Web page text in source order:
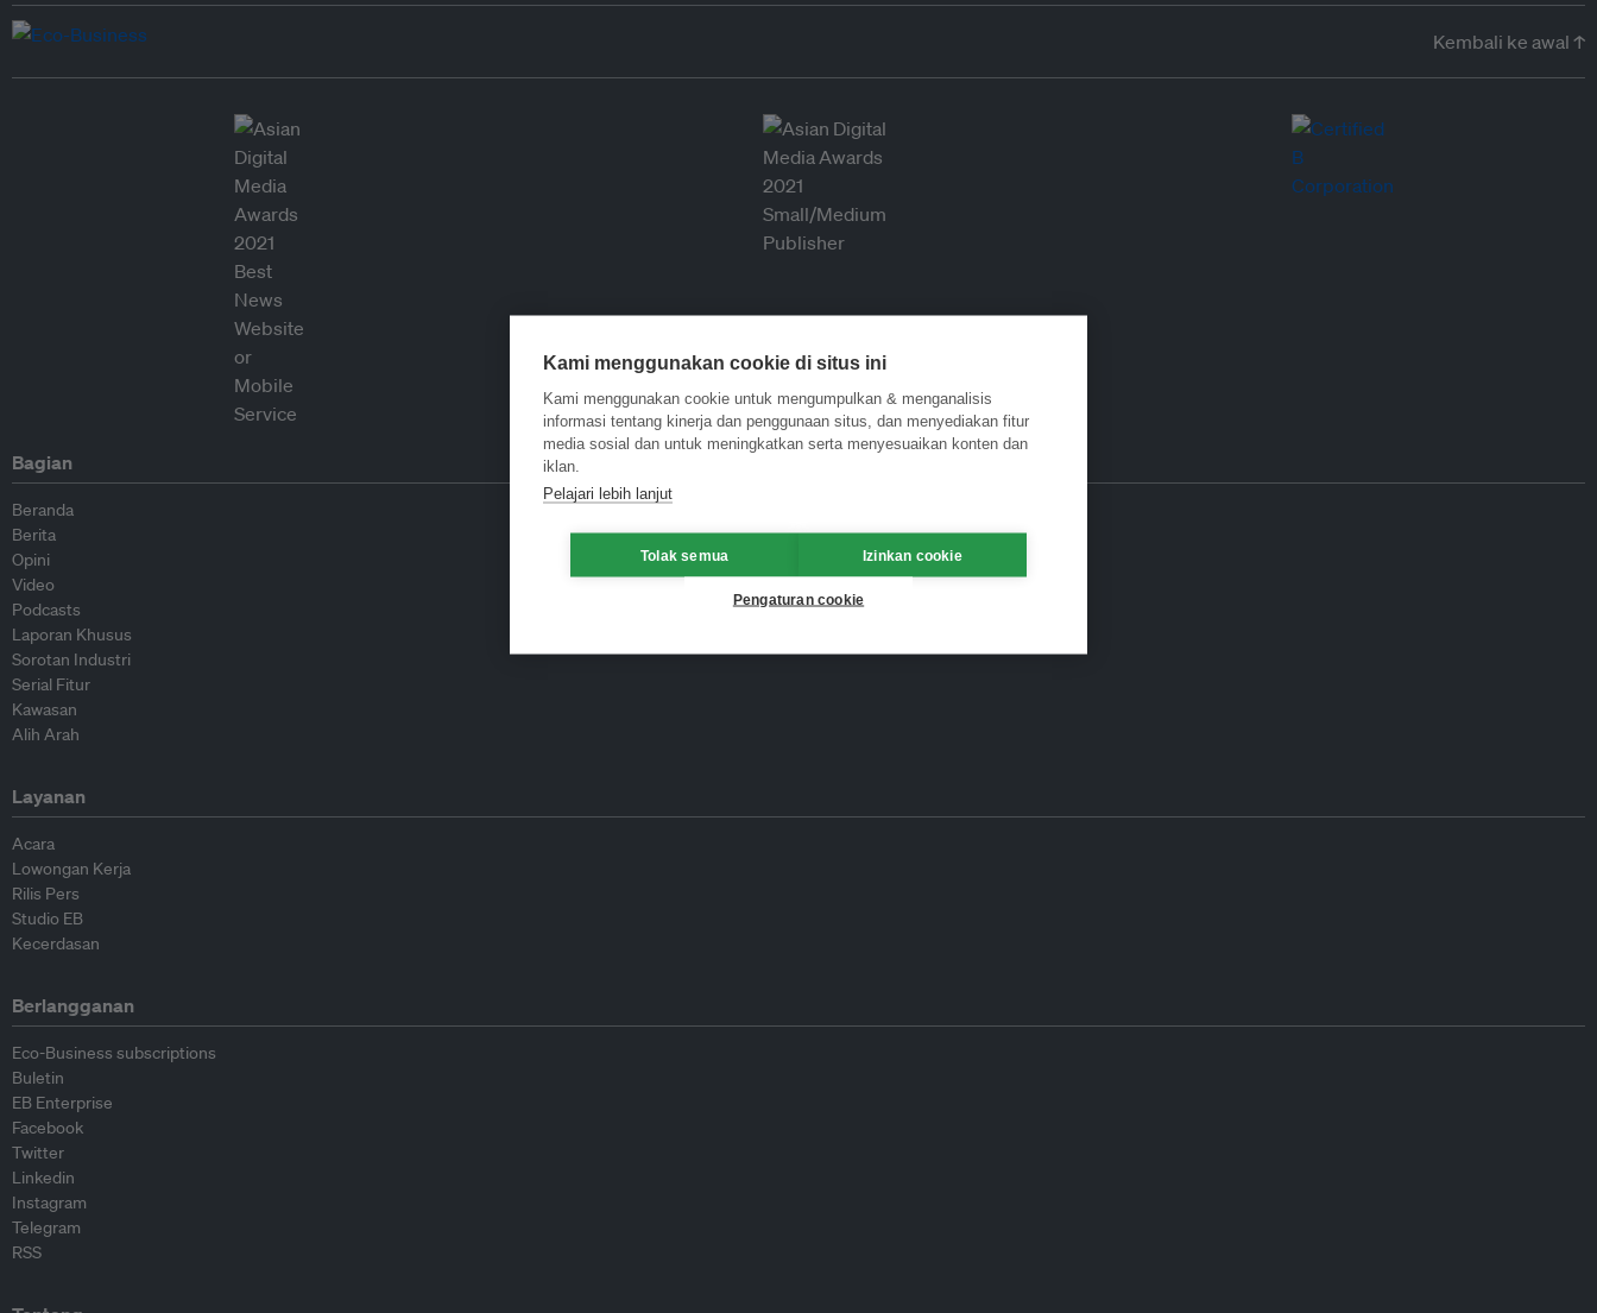
Kembali ke awal ↑
Bagian
Beranda
Berita
Opini
Video
Podcasts
Laporan Khusus
Sorotan Industri
Serial Fitur
Kawasan
Alih Arah
Layanan
Acara
Lowongan Kerja
Rilis Pers
Studio EB
Kecerdasan
Berlangganan
Eco-Business subscriptions
Buletin
EB Enterprise
Facebook
Twitter
Linkedin
Instagram
Telegram
RSS
Kami menggunakan cookie di situs ini
Kami menggunakan cookie untuk mengumpulkan & menganalisis
informasi tentang kinerja dan penggunaan situs, dan menyediakan fitur
media sosial dan untuk meningkatkan serta menyesuaikan konten dan
iklan.
Pelajari lebih lanjut
Tolak semua Izinkan cookie
Pengaturan cookie